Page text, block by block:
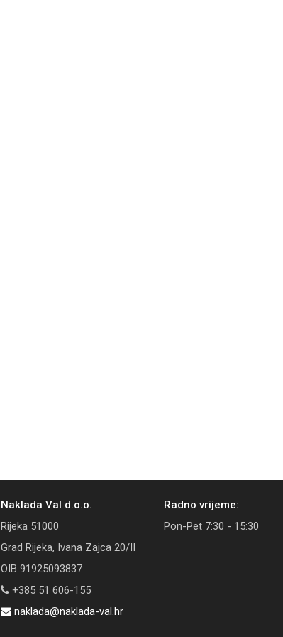
Naklada Val d.o.o.
Rijeka 51000
Grad Rijeka, Ivana Zajca 20/II
OIB 91925093837
+385 51 606-155
naklada@naklada-val.hr
Radno vrijeme:
Pon-Pet 7:30 - 15:30